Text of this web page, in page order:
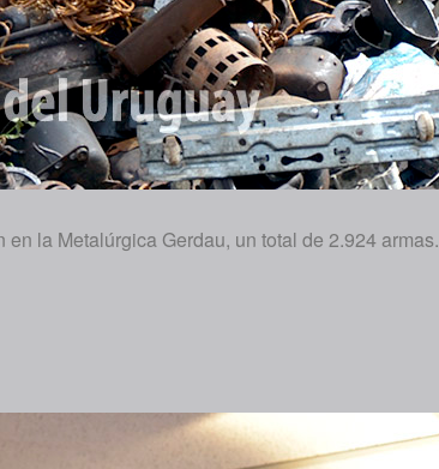
la Metalúrgica Gerdau, un total de 2.924 armas.